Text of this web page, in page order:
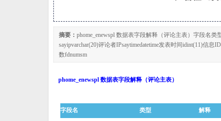
摘要： phome_enewspl 数据表字段解释（评论主表）字段名
sayipvarchar(20)评论者IPsaytimedatetime发表时间idint(11)信
数fdnumsm
phome_enewspl 数据表字段解释（评论主表）
字段名 类型 解释